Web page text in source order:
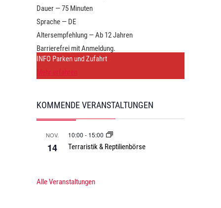
Dauer — 75 Minuten
Sprache — DE
Altersempfehlung — Ab 12 Jahren
Barrierefrei mit Anmeldung.
INFO Parken und Zufahrt
Mehr erfahren
KOMMENDE VERANSTALTUNGEN
NOV.
14
10:00 - 15:00
Terraristik & Reptilienbörse
Alle Veranstaltungen